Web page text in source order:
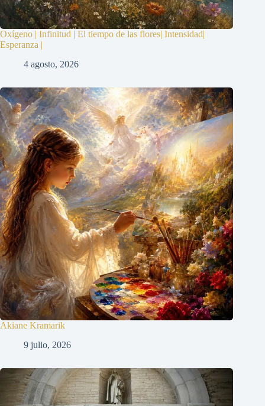
Oxígeno | Infinitud | El tiempo de las flores| Intensidad|
Esperanza |
4 agosto, 2026
Akiane Kramarik
9 julio, 2026